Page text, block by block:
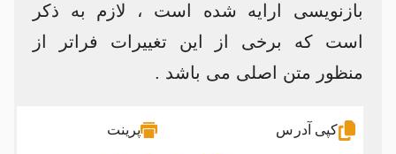
بازنویسی ارایه شده است ، لازم به ذکر
است که برخی از این تغییرات فراتر از
منظور متن اصلی می باشد .
کپی آدرس پرینت